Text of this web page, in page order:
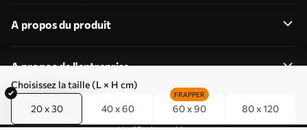
Choisissez la taille (L × H cm)
20 x 30 40 x 60 60 x 90
FRAPPER
80 x 120
A propos du produit
A propos de l'entreprise